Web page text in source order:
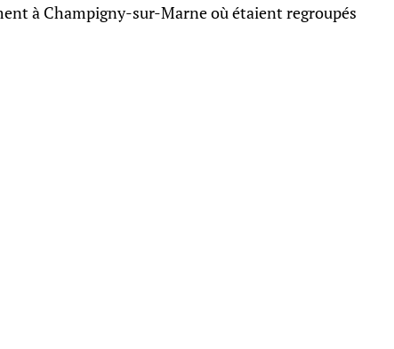
à Champigny-sur-Marne où étaient regroupés